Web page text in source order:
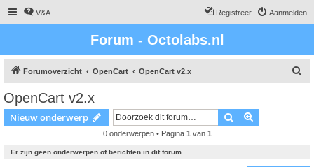
V&A Aanmelden
Registreer
Forum - Octolabs.nl
Forumoverzicht OpenCart OpenCart v2.x
OpenCart v2.x
Nieuw onderwerp Zoek
0 onderwerpen • Pagina 1 van 1
Er zijn geen onderwerpen of berichten in dit forum.